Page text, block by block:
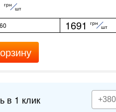
грн
шт
1691 грн
шт
в 1 клик